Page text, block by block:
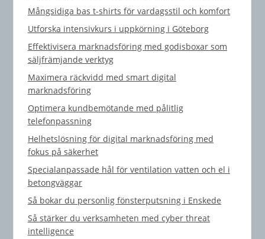
Mångsidiga bas t-shirts för vardagsstil och komfort
Utforska intensivkurs i uppkörning i Göteborg
Effektivisera marknadsföring med godisboxar som
säljfrämjande verktyg
Maximera räckvidd med smart digital
marknadsföring
Optimera kundbemötande med pålitlig
telefonpassning
Helhetslösning för digital marknadsföring med
fokus på säkerhet
Specialanpassade hål för ventilation vatten och el i
betongväggar
Så bokar du personlig fönsterputsning i Enskede
Så stärker du verksamheten med cyber threat
intelligence